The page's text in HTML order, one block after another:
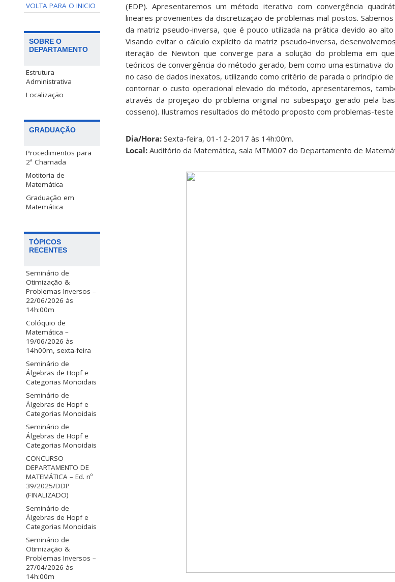
VOLTA PARA O INICIO
SOBRE O
DEPARTAMENTO
Estrutura
Administrativa
Localização
GRADUAÇÃO
Procedimentos para
2ª Chamada
Motitoria de
Matemática
Graduação em
Matemática
TÓPICOS
RECENTES
Seminário de
Otimização &
Problemas Inversos –
22/06/2026 às
14h:00m
Colóquio de
Matemática –
19/06/2026 às
14h00m, sexta-feira
Seminário de
Álgebras de Hopf e
Categorias Monoidais
Seminário de
Álgebras de Hopf e
Categorias Monoidais
Seminário de
Álgebras de Hopf e
Categorias Monoidais
CONCURSO
DEPARTAMENTO DE
MATEMÁTICA – Ed. nº
39/2025/DDP
(FINALIZADO)
Seminário de
Álgebras de Hopf e
Categorias Monoidais
Seminário de
Otimização &
Problemas Inversos –
27/04/2026 às
14h:00m
(EDP). Apresentaremos um método iterativo com convergência
lineares provenientes da discretização de problemas mal postos.
da matriz pseudo-inversa, que é pouco utilizada na prática devido ao alto
Visando evitar o cálculo explícito da matriz pseudo-inversa,
iteração de Newton que converge para a solução do problema em
teóricos de convergência do método gerado, bem como uma estimativa do
no caso de dados inexatos, utilizando como critério de parada o princípio
contornar o custo operacional elevado do método, apresentaremos,
através da projeção do problema original no subespaço gerado pela
cosseno). Ilustramos resultados do método proposto com problemas-teste
Dia/Hora: Sexta-feira, 01-12-2017 às 14h:00m.
Local: Auditório da Matemática, sala MTM007 do Departamento de